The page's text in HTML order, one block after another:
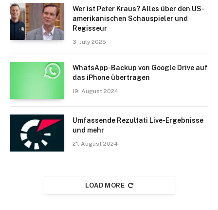
Wer ist Peter Kraus? Alles über den US-
amerikanischen Schauspieler und
Regisseur
3. July 2025
WhatsApp-Backup von Google Drive auf
das iPhone übertragen
19. August 2024
Umfassende Rezultati Live-Ergebnisse
und mehr
21. August 2024
LOAD MORE